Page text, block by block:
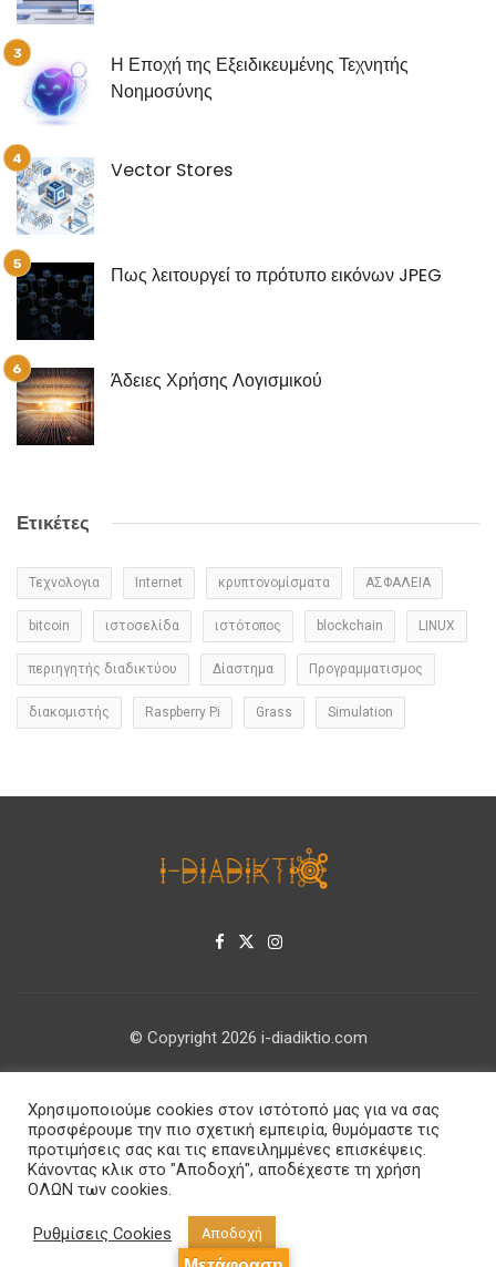
Η Εποχή της Εξειδικευμένης Τεχνητής
Νοημοσύνης
Vector Stores
Πως λειτουργεί το πρότυπο εικόνων JPEG
Άδειες Χρήσης Λογισμικού
Ετικέτες
Τεχνολογια Internet κρυπτονομίσματα ΑΣΦΑΛΕΙΑ
bitcoin ιστοσελίδα ιστότοπος blockchain LINUX
περιηγητής διαδικτύου Δίαστημα Προγραμματισμος
διακομιστής Raspberry Pi Grass Simulation
© Copyright 2026 i-diadiktio.com
ΠΟΛΙΤΙΚΉ ΑΠΟΡΡΉΤΟΥ
Χρησιμοποιούμε cookies στον ιστότοπό μας για να σας
προσφέρουμε την πιο σχετική εμπειρία, θυμόμαστε τις
προτιμήσεις σας και τις επανειλημμένες επισκέψεις.
Κάνοντας κλικ στο "Αποδοχή", αποδέχεστε τη χρήση
ΟΛΩΝ των cookies.
Ρυθμίσεις Cookies Αποδοχή